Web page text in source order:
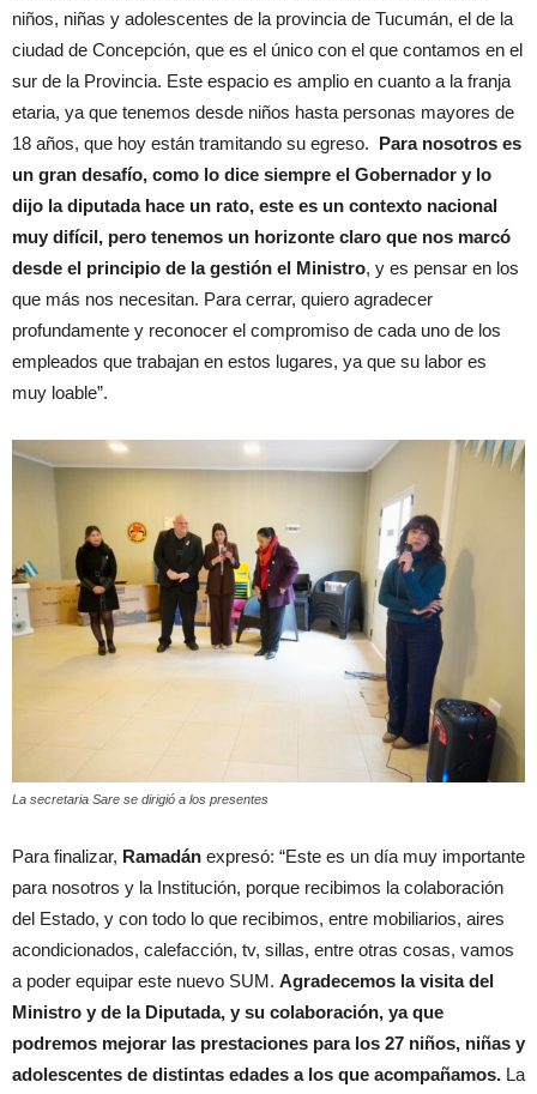
niños, niñas y adolescentes de la provincia de Tucumán, el de la
ciudad de Concepción, que es el único con el que contamos en el
sur de la Provincia. Este espacio es amplio en cuanto a la franja
etaria, ya que tenemos desde niños hasta personas mayores de
18 años, que hoy están tramitando su egreso. Para nosotros es
un gran desafío, como lo dice siempre el Gobernador y lo
dijo la diputada hace un rato, este es un contexto nacional
muy difícil, pero tenemos un horizonte claro que nos marcó
desde el principio de la gestión el Ministro, y es pensar en los
que más nos necesitan. Para cerrar, quiero agradecer
profundamente y reconocer el compromiso de cada uno de los
empleados que trabajan en estos lugares, ya que su labor es
muy loable”.
La secretaria Sare se dirigió a los presentes
Para finalizar, Ramadán expresó: “Este es un día muy importante
para nosotros y la Institución, porque recibimos la colaboración
del Estado, y con todo lo que recibimos, entre mobiliarios, aires
acondicionados, calefacción, tv, sillas, entre otras cosas, vamos
a poder equipar este nuevo SUM. Agradecemos la visita del
Ministro y de la Diputada, y su colaboración, ya que
podremos mejorar las prestaciones para los 27 niños, niñas y
adolescentes de distintas edades a los que acompañamos. La